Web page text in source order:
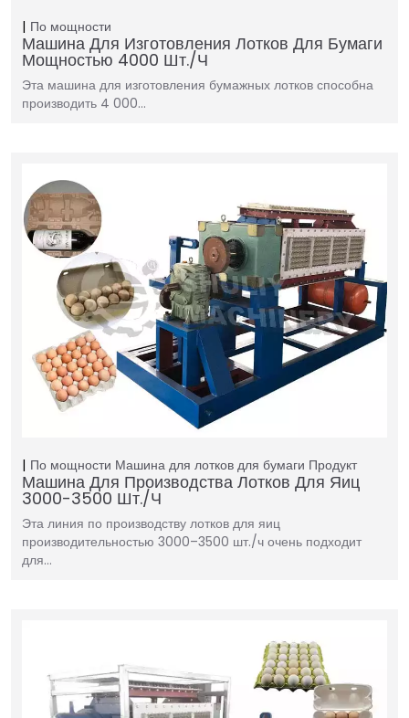
По мощности
Машина Для Изготовления Лотков Для Бумаги
Мощностью 4000 Шт./ч
Эта машина для изготовления бумажных лотков способна
производить 4 000…
По мощности Машина для лотков для бумаги Продукт
Машина Для Производства Лотков Для Яиц
3000-3500 Шт./ч
Эта линия по производству лотков для яиц
производительностью 3000–3500 шт./ч очень подходит
для…